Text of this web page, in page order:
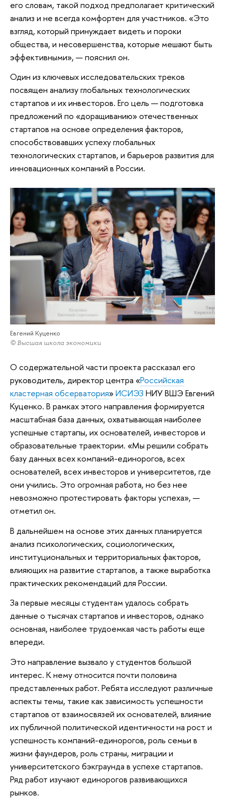
его словам, такой подход предполагает критический
анализ и не всегда комфортен для участников. «Это
взгляд, который принуждает видеть и пороки
общества, и несовершенства, которые мешают быть
эффективными», — пояснил он.
Один из ключевых исследовательских треков
посвящен анализу глобальных технологических
стартапов и их инвесторов. Его цель — подготовка
предложений по «доращиванию» отечественных
стартапов на основе определения факторов,
способствовавших успеху глобальных
технологических стартапов, и барьеров развития для
инновационных компаний в России.
Евгений Куценко
© Высшая школа экономики
О содержательной части проекта рассказал его
руководитель, директор центра «Российская
кластерная обсерватория»ИСИЭЗ НИУ ВШЭ Евгений
Куценко. В рамках этого направления формируется
масштабная база данных, охватывающая наиболее
успешные стартапы, их основателей, инвесторов и
образовательные траектории. «Мы решили собрать
базу данных всех компаний-единорогов, всех
основателей, всех инвесторов и университетов, где
они учились. Это огромная работа, но без нее
невозможно протестировать факторы успеха», —
отметил он.
В дальнейшем на основе этих данных планируется
анализ психологических, социологических,
институциональных и территориальных факторов,
влияющих на развитие стартапов, а также выработка
практических рекомендаций для России.
За первые месяцы студентам удалось собрать
данные о тысячах стартапов и инвесторов, однако
основная, наиболее трудоемкая часть работы еще
впереди.
Это направление вызвало у студентов большой
интерес. К нему относится почти половина
представленных работ. Ребята исследуют различные
аспекты темы, такие как зависимость успешности
стартапов от взаимосвязей их основателей, влияние
их публичной политической идентичности на рост и
успешность компаний-единорогов, роль семьи в
жизни фаундеров, роль страны, миграции и
университетского бэкграунда в успехе стартапов.
Ряд работ изучают единорогов развивающихся
рынков.